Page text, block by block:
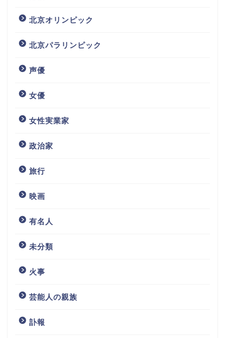
北京オリンピック
北京パラリンピック
声優
女優
女性実業家
政治家
旅行
映画
有名人
未分類
火事
芸能人の親族
訃報